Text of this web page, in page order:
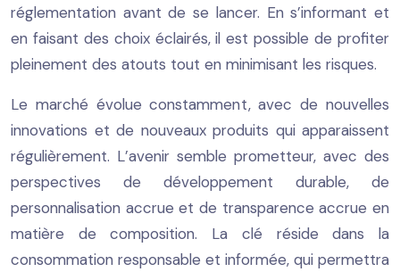
réglementation avant de se lancer. En s’informant et
en faisant des choix éclairés, il est possible de profiter
pleinement des atouts tout en minimisant les risques.
Le marché évolue constamment, avec de nouvelles
innovations et de nouveaux produits qui apparaissent
régulièrement. L’avenir semble prometteur, avec des
perspectives de développement durable, de
personnalisation accrue et de transparence accrue en
matière de composition. La clé réside dans la
consommation responsable et informée, qui permettra